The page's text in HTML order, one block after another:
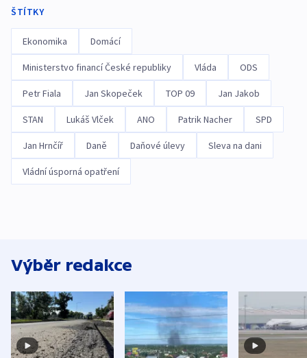
ŠTÍTKY
Ekonomika Domácí
Ministerstvo financí České republiky Vláda ODS
Petr Fiala Jan Skopeček TOP 09 Jan Jakob
STAN Lukáš Vlček ANO Patrik Nacher SPD
Jan Hrnčíř Daně Daňové úlevy Sleva na dani
Vládní úsporná opatření
Výběr redakce